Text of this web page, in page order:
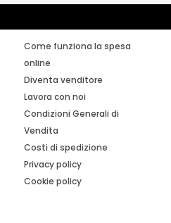
Come funziona la spesa
online
Diventa venditore
Lavora con noi
Condizioni Generali di
Vendita
Costi di spedizione
Privacy policy
Cookie policy